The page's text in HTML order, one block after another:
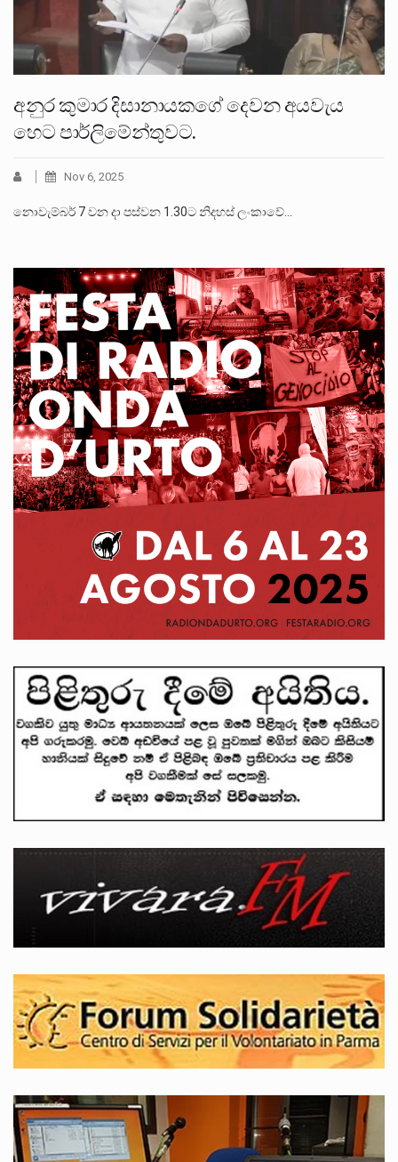
අනුර කුමාර දිසානායකගේ දෙවන අයවැය
හෙට පාර්ලිමේන්තුවට.
Nov 6, 2025
නොවැම්බර් 7 වන දා පස්වන 1.30ට නිදහස් ලංකාවේ…